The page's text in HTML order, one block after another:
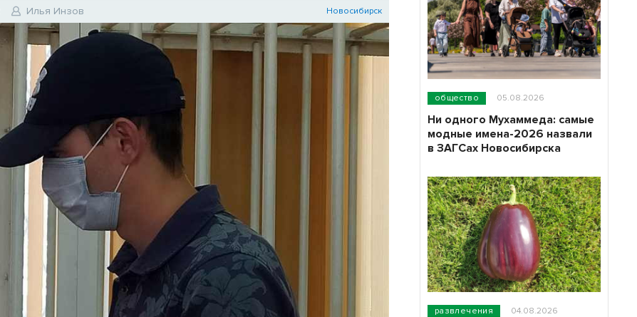
Илья Инзов Новосибирск
общество 05.08.2026
Ни одного Мухаммеда: самые
модные имена-2026 назвали
в ЗАГСах Новосибирска
развлечения 04.08.2026